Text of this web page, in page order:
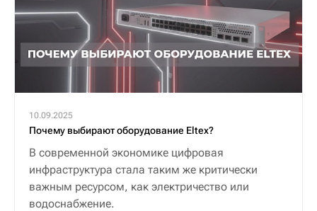
10.09.2025
Почему выбирают оборудование Eltex?
В современной экономике цифровая
инфраструктура стала таким же критически
важным ресурсом, как электричество или
водоснабжение.